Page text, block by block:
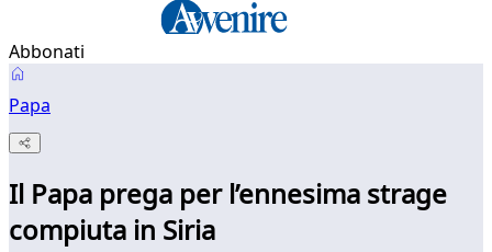
Abbonati
Papa
Il Papa prega per l’ennesima strage
compiuta in Siria